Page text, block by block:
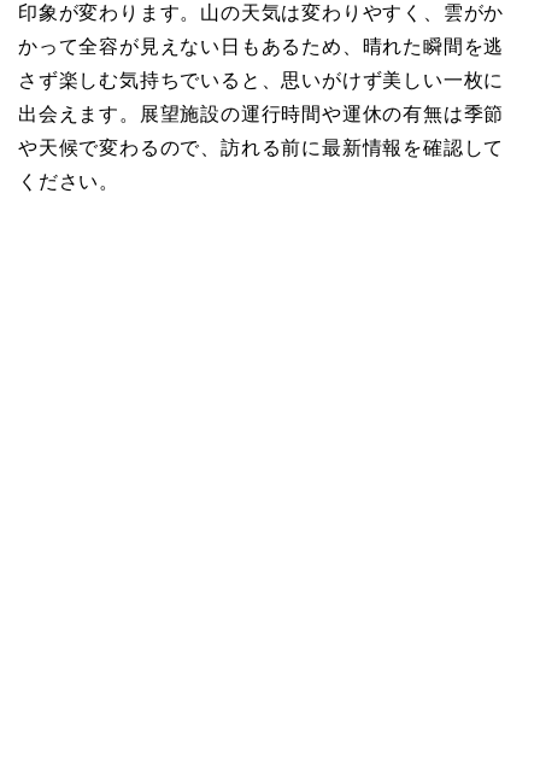
印象が変わります。山の天気は変わりやすく、雲がか
かって全容が見えない日もあるため、晴れた瞬間を逃
さず楽しむ気持ちでいると、思いがけず美しい一枚に
出会えます。展望施設の運行時間や運休の有無は季節
や天候で変わるので、訪れる前に最新情報を確認して
ください。